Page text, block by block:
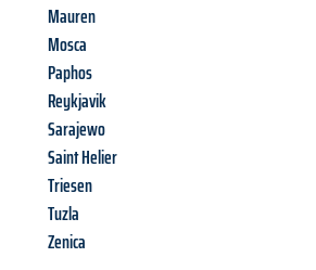
Mauren
Mosca
Paphos
Reykjavik
Sarajewo
Saint Helier
Triesen
Tuzla
Zenica